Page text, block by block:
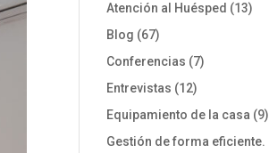
Atención al Huésped (13)
Blog (67)
Conferencias (7)
Entrevistas (12)
Equipamiento de la casa (9)
Gestión de forma eficiente.